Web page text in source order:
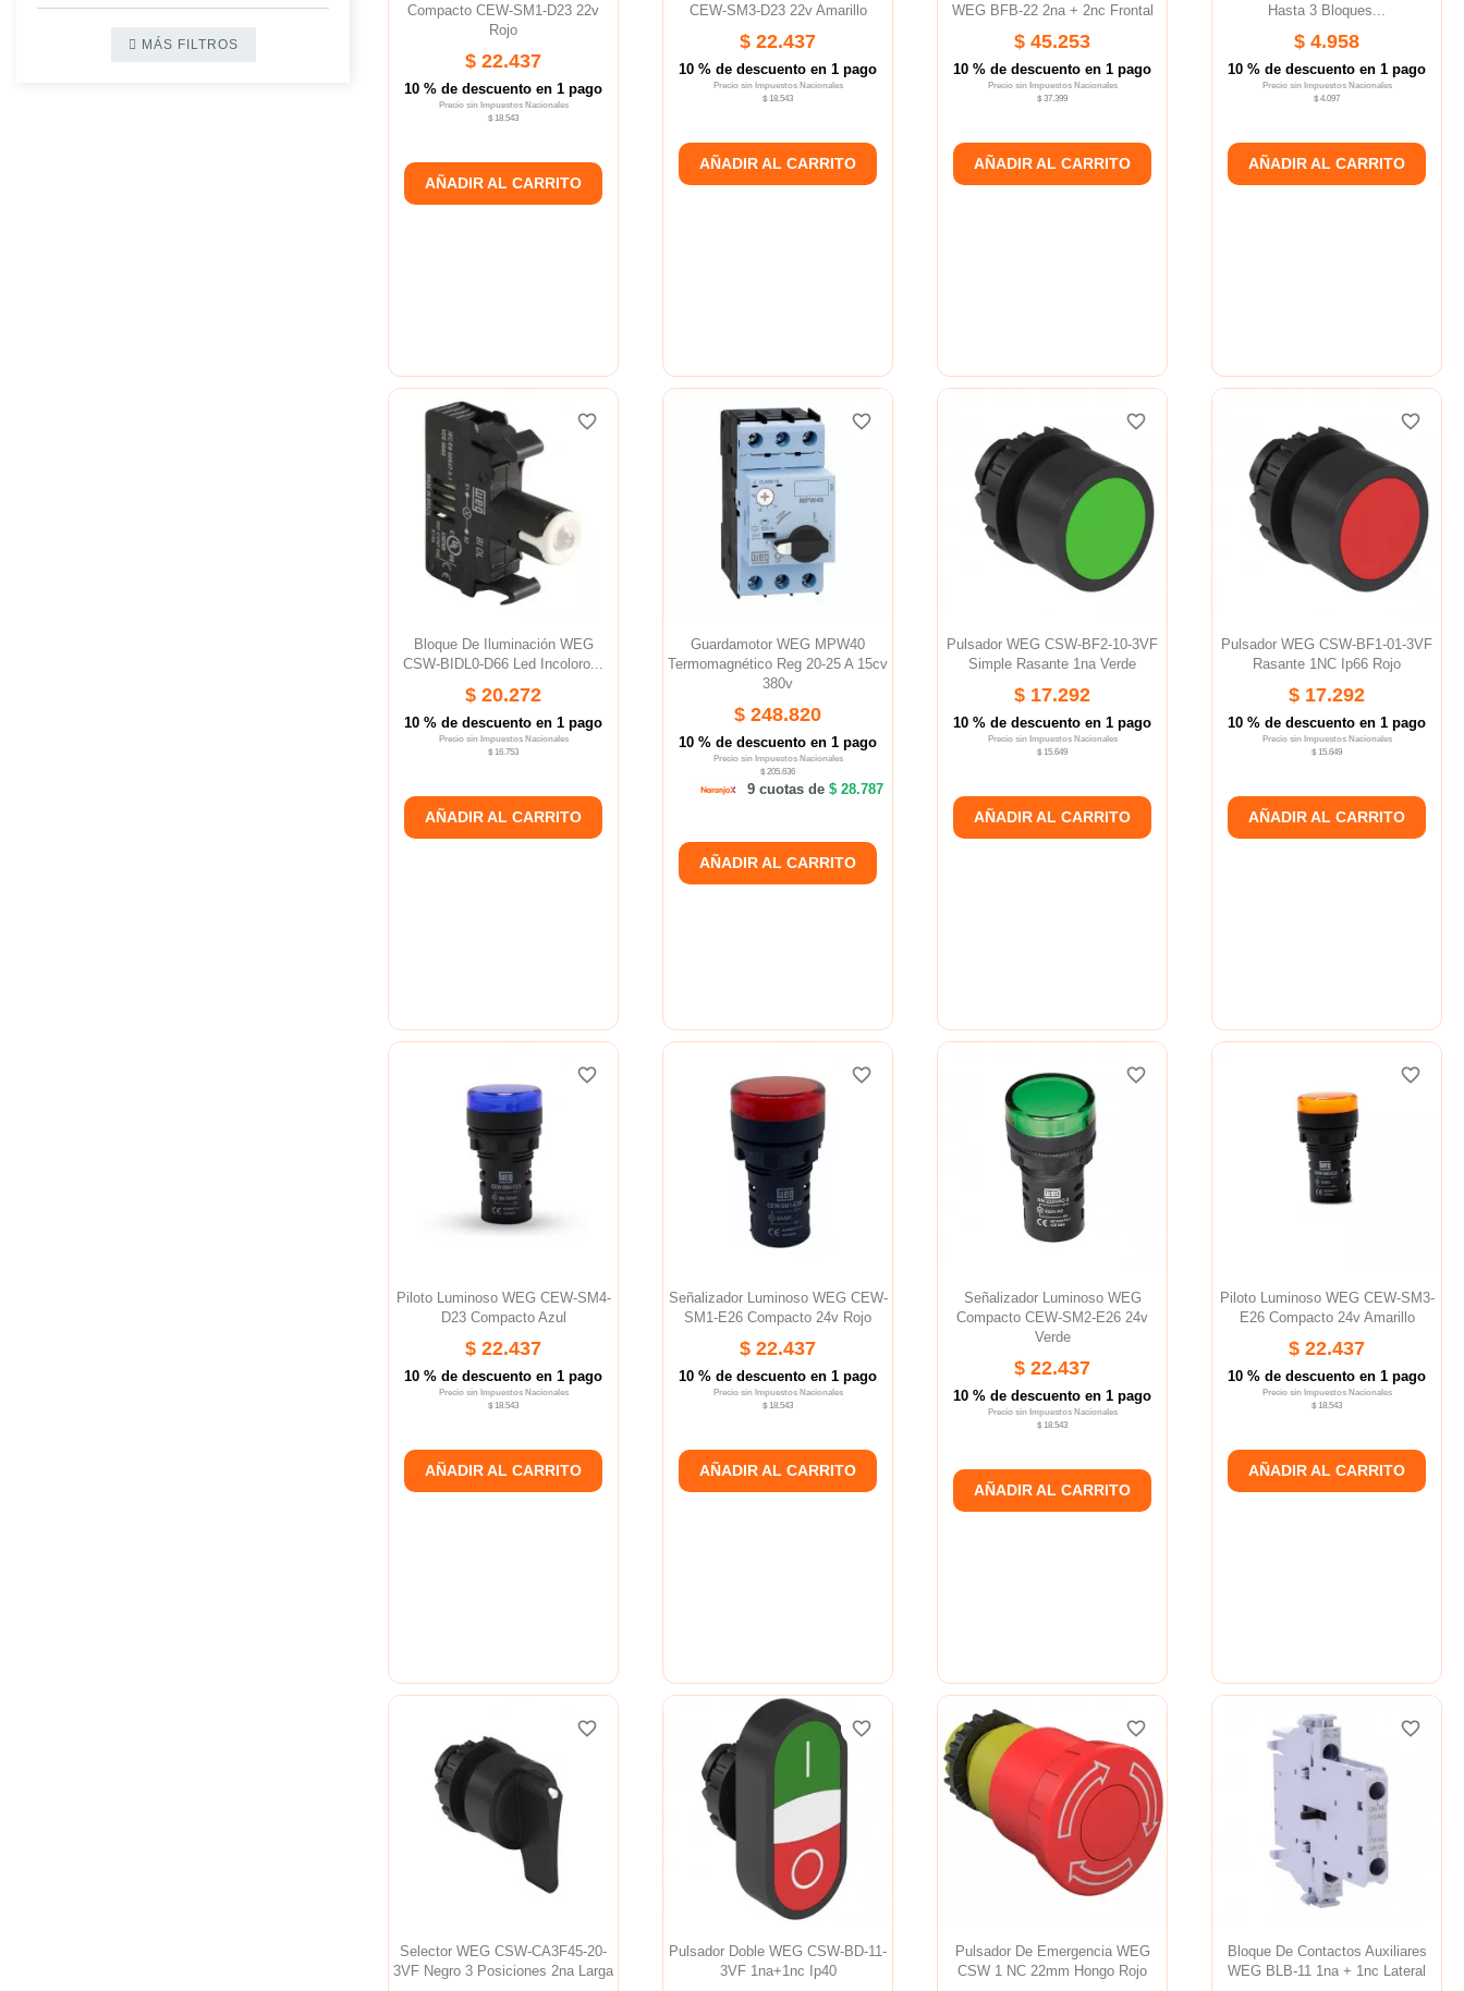
MÁS FILTROS
Compacto CEW-SM1-D23 22v
Rojo
$ 22.437
10 % de descuento en 1 pago
Precio sin Impuestos Nacionales
$ 18.543
AÑADIR AL CARRITO
CEW-SM3-D23 22v Amarillo
$ 22.437
10 % de descuento en 1 pago
Precio sin Impuestos Nacionales
$ 18.543
AÑADIR AL CARRITO
WEG BFB-22 2na + 2nc Frontal
$ 45.253
10 % de descuento en 1 pago
Precio sin Impuestos Nacionales
$ 37.399
AÑADIR AL CARRITO
Hasta 3 Bloques...
$ 4.958
10 % de descuento en 1 pago
Precio sin Impuestos Nacionales
$ 4.097
AÑADIR AL CARRITO
Bloque De Iluminación WEG
CSW-BIDL0-D66 Led Incoloro...
$ 20.272
10 % de descuento en 1 pago
Precio sin Impuestos Nacionales
$ 16.753
AÑADIR AL CARRITO
favorite_border
favorite_border
favorite_border
Guardamotor WEG MPW40
Termomagnético Reg 20-25 A 15cv
380v
$ 248.820
10 % de descuento en 1 pago
Precio sin Impuestos Nacionales
$ 205.636
9 cuotas de $ 28.787
AÑADIR AL CARRITO
favorite_border
favorite_border
favorite_border
Pulsador WEG CSW-BF2-10-3VF
Simple Rasante 1na Verde
$ 17.292
10 % de descuento en 1 pago
Precio sin Impuestos Nacionales
$ 15.649
AÑADIR AL CARRITO
favorite_border
favorite_border
favorite_border
Pulsador WEG CSW-BF1-01-3VF
Rasante 1NC Ip66 Rojo
$ 17.292
10 % de descuento en 1 pago
Precio sin Impuestos Nacionales
$ 15.649
AÑADIR AL CARRITO
favorite_border
favorite_border
favorite_border
Piloto Luminoso WEG CEW-SM4-
D23 Compacto Azul
$ 22.437
10 % de descuento en 1 pago
Precio sin Impuestos Nacionales
$ 18.543
AÑADIR AL CARRITO
favorite_border
favorite_border
favorite_border
Señalizador Luminoso WEG CEW-
SM1-E26 Compacto 24v Rojo
$ 22.437
10 % de descuento en 1 pago
Precio sin Impuestos Nacionales
$ 18.543
AÑADIR AL CARRITO
favorite_border
favorite_border
favorite_border
Señalizador Luminoso WEG
Compacto CEW-SM2-E26 24v
Verde
$ 22.437
10 % de descuento en 1 pago
Precio sin Impuestos Nacionales
$ 18.543
AÑADIR AL CARRITO
favorite_border
favorite_border
favorite_border
Piloto Luminoso WEG CEW-SM3-
E26 Compacto 24v Amarillo
$ 22.437
10 % de descuento en 1 pago
Precio sin Impuestos Nacionales
$ 18.543
AÑADIR AL CARRITO
favorite_border
favorite_border
favorite_border
Selector WEG CSW-CA3F45-20-
3VF Negro 3 Posiciones 2na Larga
favorite_border
favorite_border
favorite_border
Pulsador Doble WEG CSW-BD-11-
3VF 1na+1nc Ip40
favorite_border
favorite_border
favorite_border
Pulsador De Emergencia WEG
CSW 1 NC 22mm Hongo Rojo
favorite_border
favorite_border
favorite_border
Bloque De Contactos Auxiliares
WEG BLB-11 1na + 1nc Lateral
favorite_border
favorite_border
favorite_border